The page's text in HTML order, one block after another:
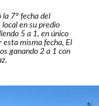
7° fecha del
en su predio
5 a 1, en único
esta misma fecha, El
ganando 2 a 1 con